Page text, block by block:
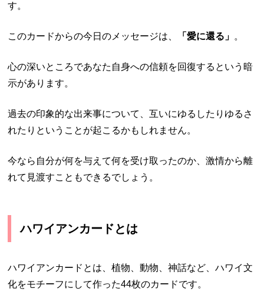
す。
このカードからの今日のメッセージは、 「愛に還る」 。
心の深いところであなた自身への信頼を回復するという暗
示があります。
過去の印象的な出来事について、互いにゆるしたりゆるさ
れたりということが起こるかもしれません。
今なら自分が何を与えて何を受け取ったのか、激情から離
れて見渡すこともできるでしょう。
ハワイアンカードとは
ハワイアンカードとは、植物、動物、神話など、ハワイ文
化をモチーフにして作った44枚のカードです。